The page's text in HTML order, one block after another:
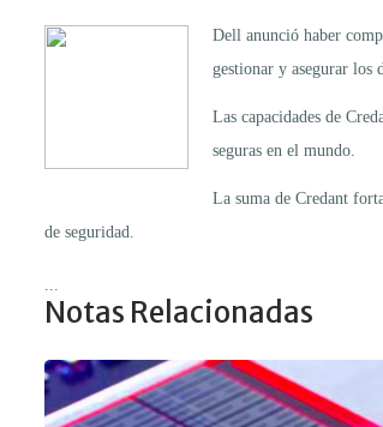
Dell anunció haber
gestionar y asegurar los
Las capacidades de
seguras en el mundo.
La suma de Credant
de seguridad.
Notas Relacionadas